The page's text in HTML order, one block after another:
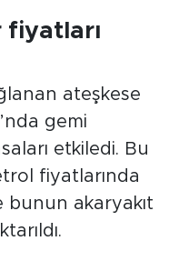
fiyatları
ateşkese
gemi
etkiledi. Bu
fiyatlarında
bunun akaryakıt